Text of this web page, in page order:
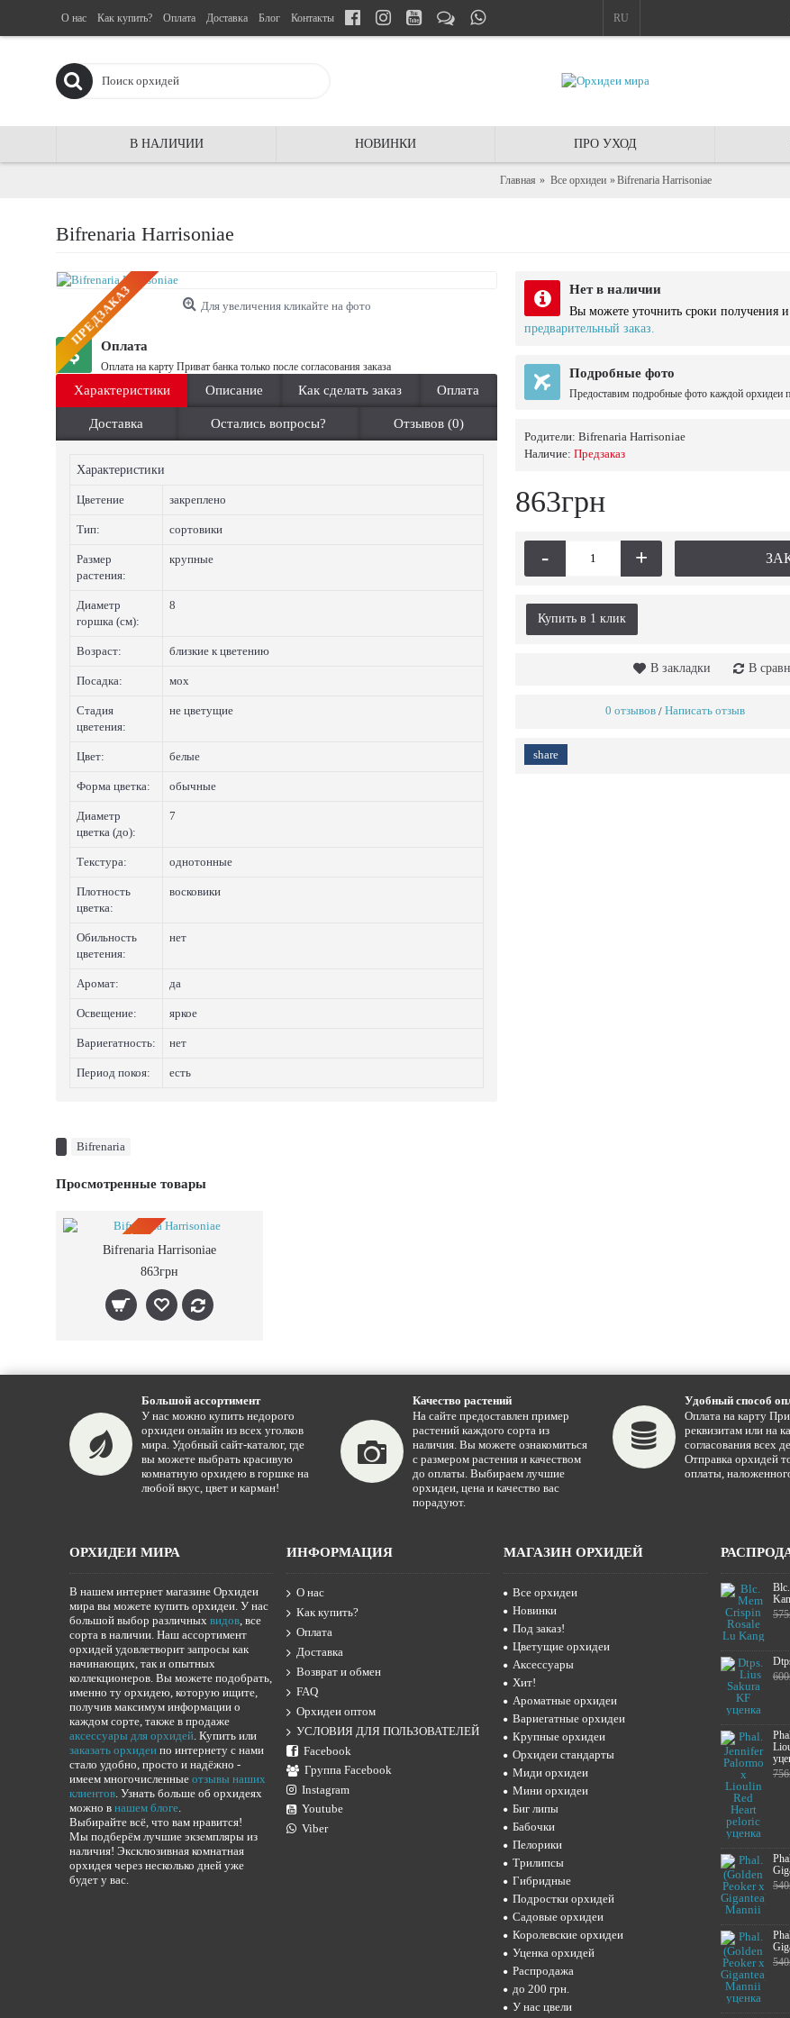
О нас Как купить? Оплата Доставка Блог Контакты RU
В НАЛИЧИИ НОВИНКИ ПРО УХОД
Главная Все орхидеи Bifrenaria Harrisoniae
Bifrenaria Harrisoniae
ПРЕДЗАКАЗ Для увеличения кликайте на фото
Оплата
Оплата на карту Приват банка только после согласования заказа
Характеристики Описание Как сделать заказ Оплата
Доставка Остались вопросы? Отзывов (0)
Характеристики
Цветение закреплено
Тип: сортовики
Размер
растения:
крупные
Диаметр
горшка (см):
8
Возраст: близкие к цветению
Посадка: мох
Стадия
цветения:
не цветущие
Цвет: белые
Форма цветка: обычные
Диаметр
цветка (до):
7
Текстура: однотонные
Плотность
цветка:
восковики
Обильность
цветения:
нет
Аромат: да
Освещение: яркое
Вариегатность: нет
Период покоя: есть
Нет в наличии
Вы можете уточнить сроки получения и
предварительный заказ.
Подробные фото
Предоставим подробные фото каждой орхидеи
Родители: Bifrenaria Harrisoniae
Наличие: Предзаказ
863грн
- +
Купить в 1 клик
В закладки В
0 отзывов / Написать отзыв
share
Bifrenaria
Просмотренные товары
ПРЕДЗАКАЗ
Bifrenaria Harrisoniae
863грн
Большой ассортимент
У нас можно купить недорого
орхидеи онлайн из всех уголков
мира. Удобный сайт-каталог, где
вы можете выбрать красивую
комнатную орхидею в горшке на
любой вкус, цвет и карман!
Качество растений
На сайте предоставлен пример
растений каждого сорта из
наличия. Вы можете ознакомиться
с размером растения и качеством
до оплаты. Выбираем лучшие
орхидеи, цена и качество вас
порадуют.
Удобный способ
Оплата на карту
реквизитам или на
согласования всех
Отправка орхидей
оплаты,
ОРХИДЕИ МИРА
В нашем интернет магазине Орхидеи
мира вы можете купить орхидеи. У нас
большой выбор различных видов, все
сорта в наличии. Наш ассортимент
орхидей удовлетворит запросы как
начинающих, так и опытных
коллекционеров. Вы можете подобрать,
именно ту орхидею, которую ищите,
получив максимум информации о
каждом сорте, также в продаже
аксессуары для орхидей. Купить или
заказать орхидеи по интернету с нами
стало удобно, просто и надёжно -
имеем многочисленные отзывы наших
клиентов. Узнать больше об орхидеях
можно в нашем блоге.
Выбирайте всё, что вам нравится!
Мы подберём лучшие экземпляры из
наличия! Эксклюзивная комнатная
орхидея через несколько дней уже
будет у вас.
ИНФОРМАЦИЯ
О нас
Как купить?
Оплата
Доставка
Возврат и обмен
FAQ
Орхидеи оптом
УСЛОВИЯ ДЛЯ ПОЛЬЗОВАТЕЛЕЙ
Facebook
Группа Facebook
Instagram
Youtube
Viber
МАГАЗИН ОРХИДЕЙ
Все орхидеи
Новинки
Под заказ!
Цветущие орхидеи
Аксессуары
Хит!
Ароматные орхидеи
Вариегатные орхидеи
Крупные орхидеи
Орхидеи стандарты
Миди орхидеи
Мини орхидеи
Биг липы
Бабочки
Пелорики
Трилипсы
Гибридные
Подростки орхидей
Садовые орхидеи
Королевские орхидеи
Уценка орхидей
Распродажа
до 200 грн.
У нас цвели